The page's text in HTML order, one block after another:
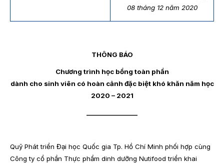
08 tháng 12 năm 2020
THÔNG BÁO
Chương trình học bổng toàn phần
dành cho sinh viên có hoàn cảnh đặc biệt khó khăn năm học
2020 – 2021
Quỹ Phát triển Đại học Quốc gia Tp. Hồ Chí Minh phối hợp cùng
Công ty cổ phần Thực phẩm dinh dưỡng Nutifood triển khai